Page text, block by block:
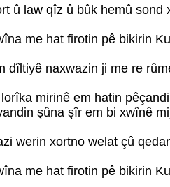
û law qîz û bûk hemû sond
me hat firotin pê bikirin
dîltiyê naxwazin ji me re
mirinê em hatin
şûna şîr em bi xwînê
werin xortno welat çû
me hat firotin pê bikirin